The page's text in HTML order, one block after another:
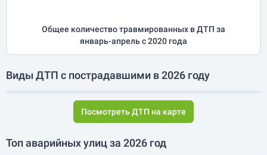
Общее количество травмированных в ДТП за
январь-апрельс 2020 года
Виды ДТП с пострадавшими в 2026 году
Посмотреть ДТП на карте
Топ аварийных улиц за 2026 год